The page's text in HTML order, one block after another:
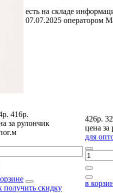
есть на складе
07.07.2025 оператором
416р.
за рулончик
получить скидку
426р.
цена за
для
в